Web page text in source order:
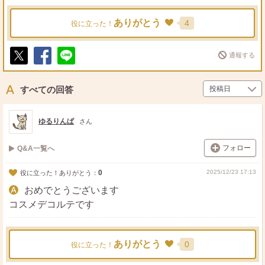
役に立った！ ありがとう 4
ポ
ト
シ
ア
送
通報する
すべての回答
ゆるりんぱ さん
Q&A一覧へ フォロー
役に立った！ありがとう： 0 2025/12/23 17:13
おめでとうございます
コスメデコルテです
役に立った！ ありがとう 0